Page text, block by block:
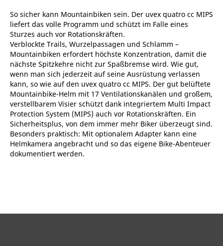
So sicher kann Mountainbiken sein. Der uvex quatro cc MIPS
liefert das volle Programm und schützt im Falle eines
Sturzes auch vor Rotationskräften.
Verblockte Trails, Wurzelpassagen und Schlamm –
Mountainbiken erfordert höchste Konzentration, damit die
nächste Spitzkehre nicht zur Spaßbremse wird. Wie gut,
wenn man sich jederzeit auf seine Ausrüstung verlassen
kann, so wie auf den uvex quatro cc MIPS. Der gut belüftete
Mountainbike-Helm mit 17 Ventilationskanälen und großem,
verstellbarem Visier schützt dank integriertem Multi Impact
Protection System (MIPS) auch vor Rotationskräften. Ein
Sicherheitsplus, von dem immer mehr Biker überzeugt sind.
Besonders praktisch: Mit optionalem Adapter kann eine
Helmkamera angebracht und so das eigene Bike-Abenteuer
dokumentiert werden.